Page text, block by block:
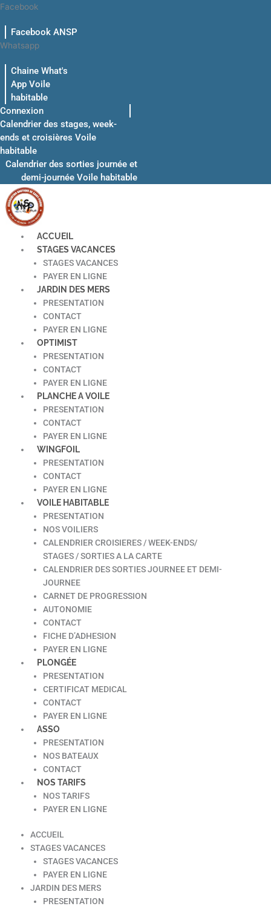
Aller
contenu
Facebook
Facebook ANSP
Whatsapp
Chaine What's
App Voile
habitable
Connexion
Calendrier des stages, week-
ends et croisières Voile
habitable
Calendrier des sorties journée et
demi-journée Voile habitable
ACCUEIL
STAGES VACANCES
STAGES VACANCES
PAYER EN LIGNE
JARDIN DES MERS
PRESENTATION
CONTACT
PAYER EN LIGNE
OPTIMIST
PRESENTATION
CONTACT
PAYER EN LIGNE
PLANCHE A VOILE
PRESENTATION
CONTACT
PAYER EN LIGNE
WINGFOIL
PRESENTATION
CONTACT
PAYER EN LIGNE
VOILE HABITABLE
PRESENTATION
NOS VOILIERS
CALENDRIER CROISIERES / WEEK-ENDS/
STAGES / SORTIES A LA CARTE
CALENDRIER DES SORTIES JOURNEE ET DEMI-
JOURNEE
CARNET DE PROGRESSION
AUTONOMIE
CONTACT
FICHE D’ADHESION
PAYER EN LIGNE
PLONGÉE
PRESENTATION
CERTIFICAT MEDICAL
CONTACT
PAYER EN LIGNE
ASSO
PRESENTATION
NOS BATEAUX
CONTACT
NOS TARIFS
NOS TARIFS
PAYER EN LIGNE
ACCUEIL
STAGES VACANCES
STAGES VACANCES
PAYER EN LIGNE
JARDIN DES MERS
PRESENTATION